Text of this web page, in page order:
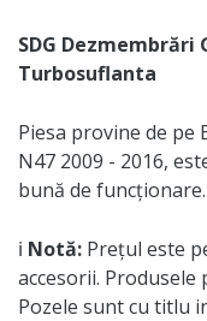
SDG
Turbosuflanta
Piesa provine de pe
N47 2009 - 2016,
bună de funcționare.
ℹ️ Notă: Prețul este
accesorii.
Pozele sunt cu titlu